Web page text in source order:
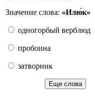
Значение слова: «Илю́к»
одногорбый верблюд
пробоина
затворник
Еще слова